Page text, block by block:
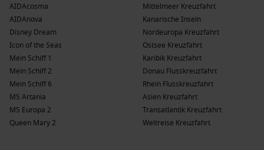
AIDAcosma
AIDAnova
Disney Dream
Icon of the Seas
Mein Schiff 1
Mein Schiff 2
Mein Schiff 6
MS Artania
MS Europa 2
Queen Mary 2
Mittelmeer Kreuzfahrt
Kanarische Inseln
Nordeuropa Kreuzfahrt
Ostsee Kreuzfahrt
Karibik Kreuzfahrt
Donau Flusskreuzfahrt
Rhein Flusskreuzfahrt
Asien Kreuzfahrt
Transatlantik Kreuzfahrt
Weltreise Kreuzfahrt